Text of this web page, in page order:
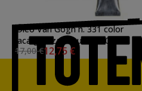
Óleo Van Gogh n. 331 color
laca granza oscuro (200 ml)
S.1
17,00 €12,75 €